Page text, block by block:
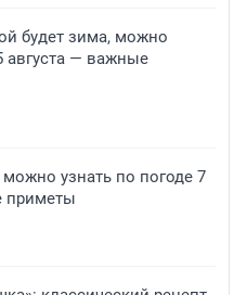
будет зима, можно
августа — важные
узнать по погоде 7
приметы